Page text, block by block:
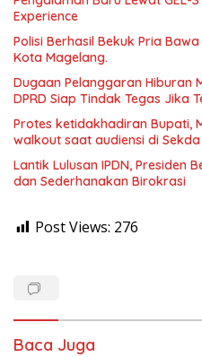
Experience
Polisi Berhasil Bekuk Pria
Kota Magelang.
Dugaan Pelanggaran Hiburan
DPRD Siap Tindak Tegas Jika
Protes ketidakhadiran Bupati,
walkout saat audiensi di
Lantik Lulusan IPDN, Presiden
dan Sederhanakan Birokrasi
Post Views: 276
Baca Juga